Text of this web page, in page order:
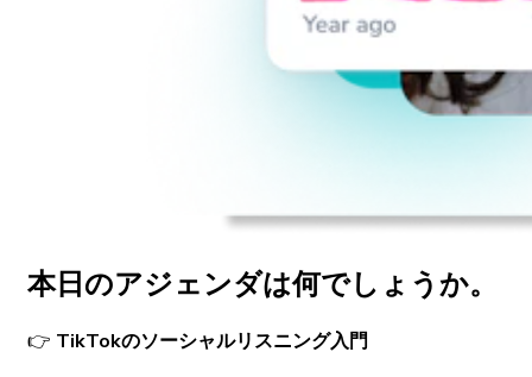
本日のアジェンダは何でしょうか。
👉 TikTokのソーシャルリスニング入門